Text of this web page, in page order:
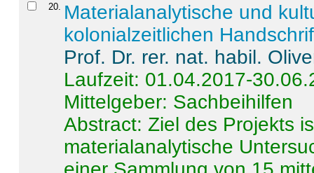
20
Materialanalytische und
kolonialzeitlichen
Prof. Dr. rer. nat. habil.
Laufzeit: 01.04.2017-
Mittelgeber: Sachbeihilfen
Abstract:Ziel des Projekts
materialanalytische